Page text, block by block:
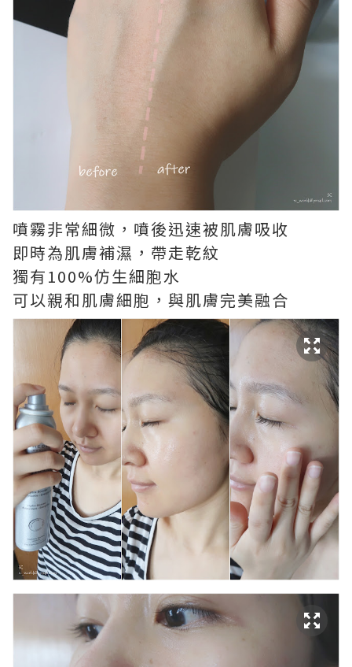
噴霧非常細微，噴後迅速被肌膚吸收
即時為肌膚補濕，帶走乾紋
獨有100%仿生細胞水
可以親和肌膚細胞，與肌膚完美融合